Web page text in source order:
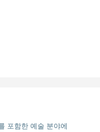
포함한 예술 분야에